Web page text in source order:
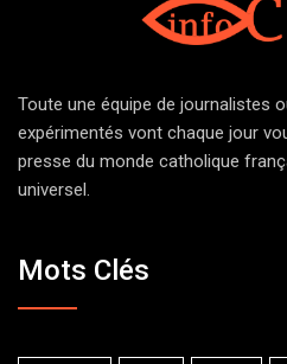
Toute une équipe de journalistes
expérimentés vont chaque jour
presse du monde catholique
universel.
Mots Clés